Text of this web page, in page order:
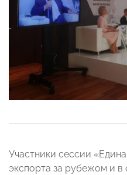
Участники сессии
экспорта за рубежом и